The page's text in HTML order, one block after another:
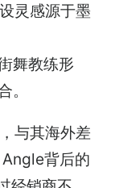
灵感源于墨
舞教练形
。
与其海外差
背后的